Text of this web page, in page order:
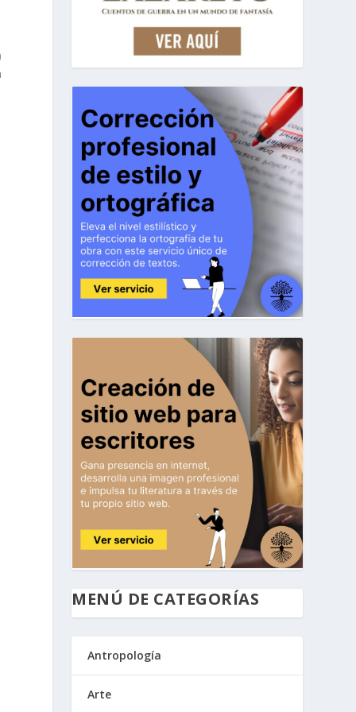
MENÚ DE CATEGORÍAS
Antropología
Arte